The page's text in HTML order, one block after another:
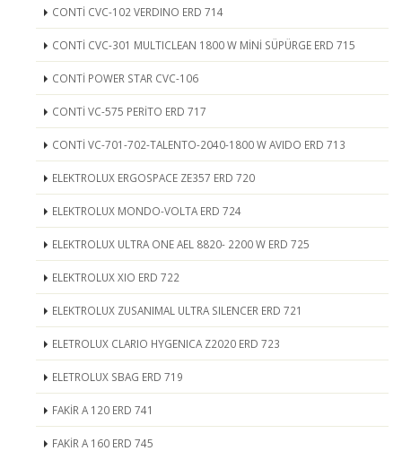
CONTİ CVC-102 VERDINO ERD 714
CONTİ CVC-301 MULTICLEAN 1800 W MİNİ SÜPÜRGE ERD 715
CONTİ POWER STAR CVC-106
CONTİ VC-575 PERİTO ERD 717
CONTİ VC-701-702-TALENTO-2040-1800 W AVIDO ERD 713
ELEKTROLUX ERGOSPACE ZE357 ERD 720
ELEKTROLUX MONDO-VOLTA ERD 724
ELEKTROLUX ULTRA ONE AEL 8820- 2200 W ERD 725
ELEKTROLUX XIO ERD 722
ELEKTROLUX ZUSANIMAL ULTRA SILENCER ERD 721
ELETROLUX CLARIO HYGENICA Z2020 ERD 723
ELETROLUX SBAG ERD 719
FAKİR A 120 ERD 741
FAKİR A 160 ERD 745